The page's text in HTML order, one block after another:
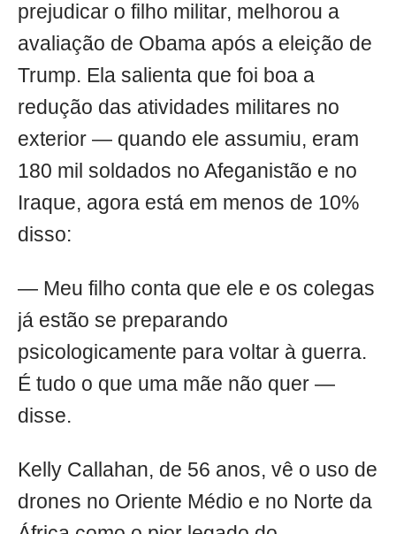
prejudicar o filho militar, melhorou a
avaliação de Obama após a eleição de
Trump. Ela salienta que foi boa a
redução das atividades militares no
exterior — quando ele assumiu, eram
180 mil soldados no Afeganistão e no
Iraque, agora está em menos de 10%
disso:
— Meu filho conta que ele e os colegas
já estão se preparando
psicologicamente para voltar à guerra.
É tudo o que uma mãe não quer —
disse.
Kelly Callahan, de 56 anos, vê o uso de
drones no Oriente Médio e no Norte da